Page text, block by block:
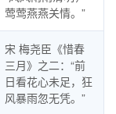
莺莺燕燕关情。”
宋 梅尧臣《惜春
三月》之二：“前
日看花心未足，狂
风暴雨忽无凭。”